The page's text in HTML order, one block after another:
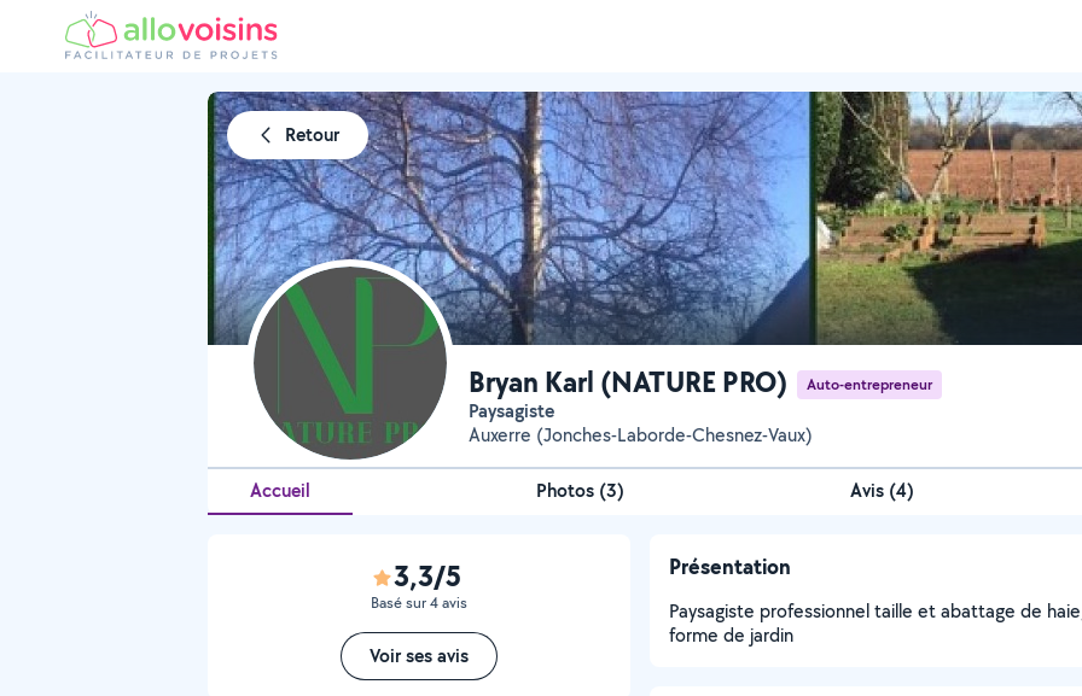
Retour
Bryan Karl (NATURE PRO) Auto-entrepreneur
Paysagiste
Auxerre (Jonches-Laborde-Chesnez-Vaux)
Accueil Photos (3) Avis (4)
3,3/5
Basé sur 4 avis
Voir ses avis
Présentation
Paysagiste professionnel taille et abattage de
forme de jardin